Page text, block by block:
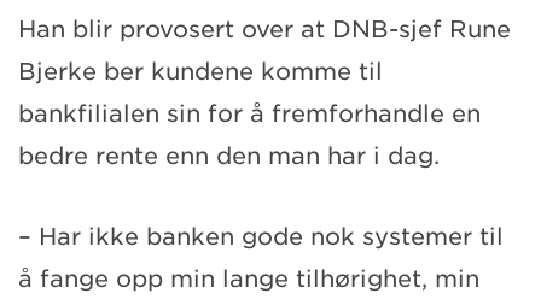
Han blir provosert over at DNB-sjef Rune
Bjerke ber kundene komme til
bankfilialen sin for å fremforhandle en
bedre rente enn den man har i dag.
– Har ikke banken gode nok systemer til
å fange opp min lange tilhørighet, min